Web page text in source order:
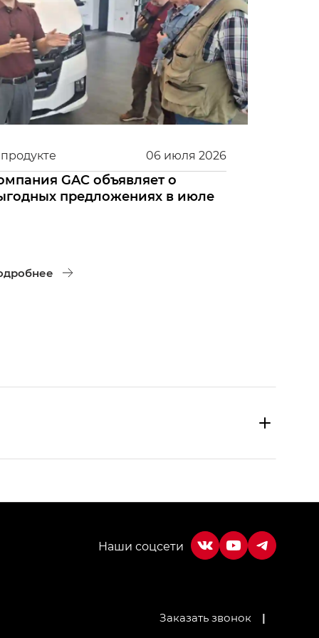
06 июля 2026
GAC объявляет о
предложениях в июле
— GX PREMIUM, Джи Эти — GT, Джи Эль —
Заказать звонок |